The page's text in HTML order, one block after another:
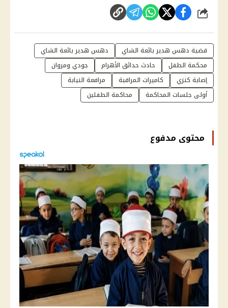
شارك
قضية دهس هدير بائعة الشاي
دهس هدير بائعة الشاي
محكمة الطفل
حادث حدائق الأهرام
جودي ومروان
إصابة كنزي
كاميرات المراقبة
مرافعة النيابة
أولى جلسات المحاكمة
محاكمة الطفلين
محتوى مدفوع